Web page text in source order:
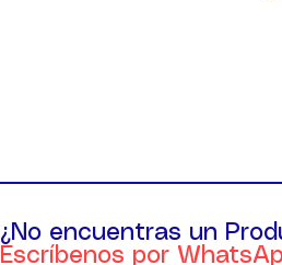
¿No encuentras un
Escríbenos por